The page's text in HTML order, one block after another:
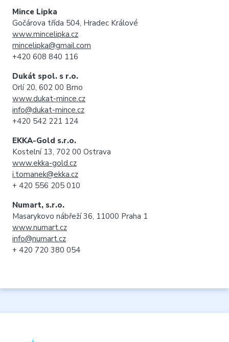
Mince Lipka
Gočárova třída 504, Hradec Králové
www.mincelipka.cz
mincelipka@gmail.com
+420 608 840 116
Dukát spol. s r.o.
Orlí 20, 602 00 Brno
www.dukat-mince.cz
info@dukat-mince.cz
+420 542 221 124
EKKA-Gold s.r.o.
Kostelní 13, 702 00 Ostrava
www.ekka-gold.cz
i.tomanek@ekka.cz
+ 420 556 205 010
Numart, s.r.o.
Masarykovo nábřeží 36, 11000 Praha 1
www.numart.cz
info@numart.cz
+ 420 720 380 054